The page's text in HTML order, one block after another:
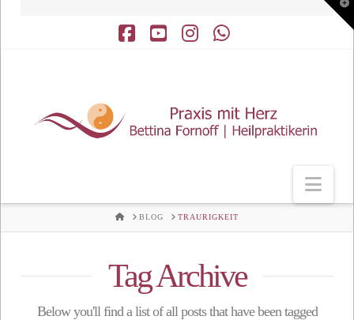
HOMEBLOG TRAURIGKEIT
Tag Archive
Below you'll find a list of all posts that have been tagged